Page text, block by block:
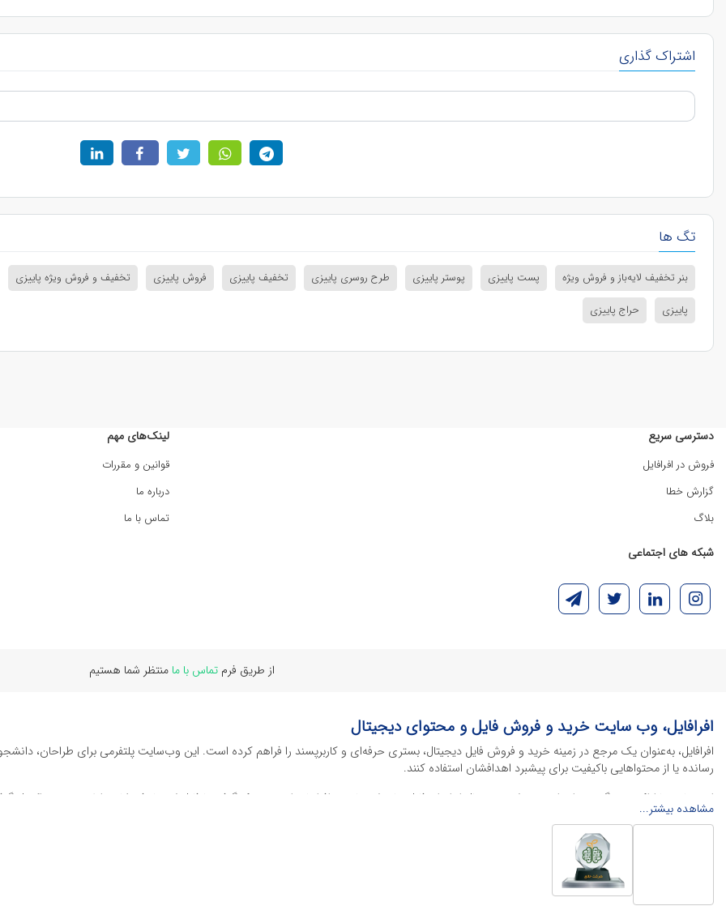
اشتراک گذاری
تگ ها
بنر تخفیف لایه‌باز و فروش ویژه پست پاییزی پوستر پاییزی طرح روسری پاییزی تخفیف پاییزی فروش پاییزی
تخفیف و فروش ویژه پاییزی
پاییزی
حراج پاییزی
دسترسی سریع
فروش در افرافایل
گزارش خطا
بلاگ
لینک‌های مهم
قوانین و مقررات
درباره ما
تماس با ما
شبکه های اجتماعی
از طریق فرمتماس با ما منتظر شما هستیم
افرافایل، وب سایت خرید و فروش فایل و محتوای دیجیتال
افرافایل، به‌عنوان یک مرجع در زمینه خرید و فروش فایل دیجیتال، بستری حرفه‌ای و کاربرپسند را فراهم کرده است. این وب‌سایت‌ پلتفرمی برای طراحان،
رسانده یا از محتواهایی باکیفیت برای پیشبرد اهدافشان استفاده کنند.
این سایت با ارائه تنوع گسترده‌ای از محصولات دیجیتال از انواع فایل های لایه باز نرم افراهای ادیت ویدئو گرفته تا فایل لایه باز فتوشاپ، ایلاستریتور و
خود را کاهش داده و به سرعت پروژه‌های خود را تکمیل کنند. در ادامه، به معرفی گوشه‌ای از محصولات افرافایل پرداخته‌ایم:
محصولات گرافیکی
محصولات گرافیکی یکی از پرکاربردترین و ارزشمندترین دسته‌بندی‌ها در دنیای دیجیتال هستند که نیازهای کسب‌وکارها، طراحان و سایر افراد را برآورده
، پوسترهای تبلیغاتی، بنرهای چاپی و آنلاین و طرح‌های لایه باز متنوعی می‌شوند.
مشاهده بیشتر...